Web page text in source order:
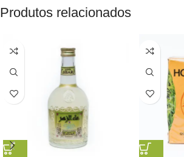
Produtos relacionados